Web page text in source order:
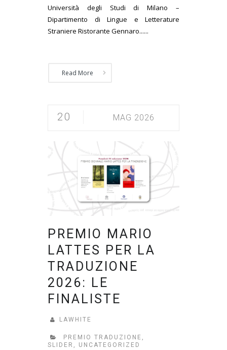
Università degli Studi di Milano –
Dipartimento di Lingue e Letterature
Straniere Ristorante Gennaro......
Read More
20 MAG 2026
PREMIO MARIO
LATTES PER LA
TRADUZIONE
2026: LE
FINALISTE
LAWHITE
PREMIO TRADUZIONE
SLIDER
UNCATEGORIZED